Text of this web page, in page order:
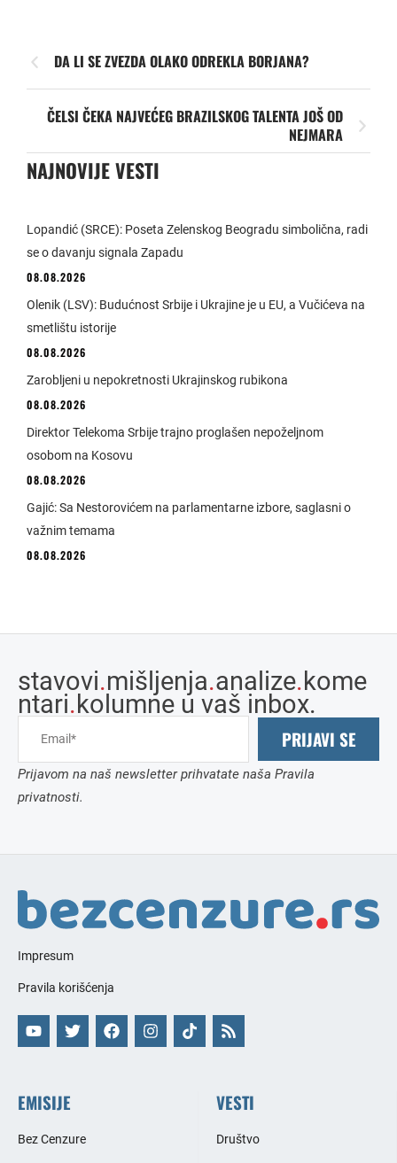
DA LI SE ZVEZDA OLAKO ODREKLA BORJANA?
ČELSI ČEKA NAJVEĆEG BRAZILSKOG TALENTA JOŠ OD
NEJMARA
NAJNOVIJE VESTI
Lopandić (SRCE): Poseta Zelenskog Beogradu simbolična, radi
se o davanju signala Zapadu
08.08.2026
Olenik (LSV): Budućnost Srbije i Ukrajine je u EU, a Vučićeva na
smetlištu istorije
08.08.2026
Zarobljeni u nepokretnosti Ukrajinskog rubikona
08.08.2026
Direktor Telekoma Srbije trajno proglašen nepoželjnom
osobom na Kosovu
08.08.2026
Gajić: Sa Nestorovićem na parlamentarne izbore, saglasni o
važnim temama
08.08.2026
stavovi.mišljenja.analize.kome
ntari.kolumne u vaš inbox.
PRIJAVI SE
Prijavom na naš newsletter prihvatate naša Pravila
privatnosti.
Impresum
Pravila korišćenja
EMISIJE
Bez Cenzure
VESTI
Društvo